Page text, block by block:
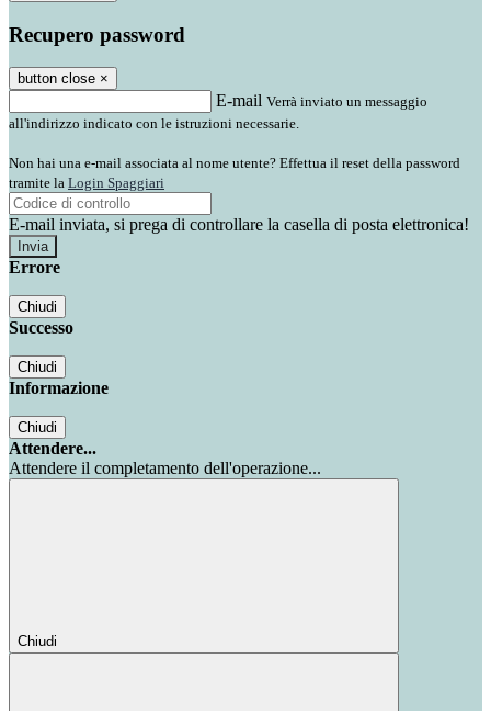
Recupero password
button close ×
E-mail Verrà inviato un messaggio
all'indirizzo indicato con le istruzioni necessarie.
Non hai una e-mail associata al nome utente? Effettua il reset della password
tramite la Login Spaggiari
E-mail inviata, si prega di controllare la casella di posta elettronica!
Errore
Chiudi
Successo
Chiudi
Informazione
Chiudi
Attendere...
Attendere il completamento dell'operazione...
Chiudi